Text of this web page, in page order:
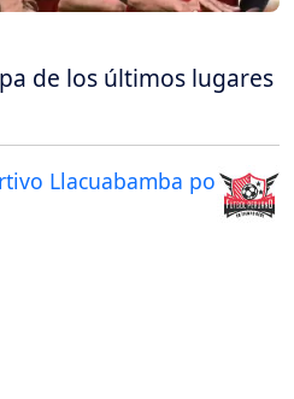
de los últimos lugares